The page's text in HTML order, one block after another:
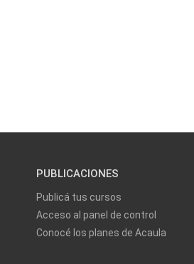
PUBLICACIONES
Publicá tus cursos
Acceso al panel de control
Conocé los planes de Acaula